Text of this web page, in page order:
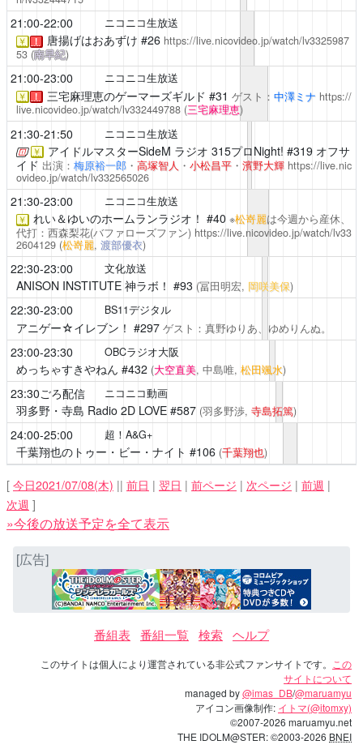
21:00-22:00 ニコニコ生放送
￥ ！ 唐揚げはおあずけ #26 https://live.nicovideo.jp/watch/lv3325987
53 (南早紀)
21:00-23:00 ニコニコ生放送
￥ ！ 三宅麻理恵のゲーマーズギルド #31 ゲスト： 中澤ミナ https://
live.nicovideo.jp/watch/lv332449788 (三宅麻理恵)
21:30-21:50 ニコニコ生放送
￥ アイドルマスターSideM ラジオ 315プロNight! #319 オフサ
イド 出演： 梅原裕一郎・ 高塚智人 ・ 小松昌平・ 濱野大輝 https://live.nic
ovideo.jp/watch/lv332565026
21:30-23:00 ニコニコ生放送
￥ れい＆ゆいのホームランラジオ！ #40 ※松嵜麗は今週から産休、
代打：西森梨花(バファローズファン) https://live.nicovideo.jp/watch/lv33
2604129 (松嵜麗, 渡部優衣)
22:30-23:00 文化放送
ANISON INSTITUTE 神ラボ！ #93 (冨田明宏, 岡咲美保)
22:30-23:00 BS11デジタル
アニゲー☆イレブン！ #297 ゲスト：真野ゆりあ、ゆめりんぬ。
23:00-23:30 OBCラジオ大阪
めっちゃすきやねん #432 (大空直美, 中島唯, 松田颯水)
23:30ごろ配信 ニコニコ動画
羽多野・寺島 Radio 2D LOVE#587 (羽多野渉, 寺島拓篤)
24:00-25:00 超！A&G+
千葉翔也のトゥー・ビー・ナイト #106 (千葉翔也)
[ 今日2021/07/08(木) || 前日 | 翌日 | 前ページ | 次ページ | 前週 |
次週 ]
»今後の放送予定を全て表示
[広告]
番組表 番組一覧 検索 ヘルプ
このサイトは個人により運営されている非公式ファンサイトです。 この
サイトについて
managed by@imas_DB/@maruamyu
アイコン画像制作: イトマ(@itomxy)
©2007-2026 maruamyu.net
THE IDOLM@STER: ©2003-2026 BNEI